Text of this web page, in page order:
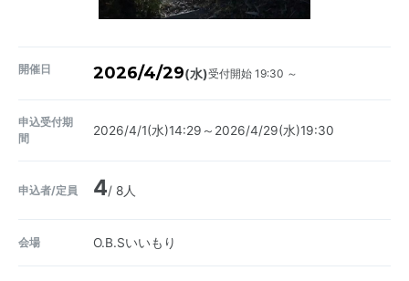
開催日 2026/4/29(水)受付開始 19:30 ～
申込受付期
間
2026/4/1(水)14:29～2026/4/29(水)19:30
申込者/定員 4/ 8人
会場 O.B.Sいいもり